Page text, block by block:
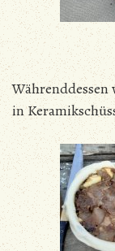
Währenddessen
in